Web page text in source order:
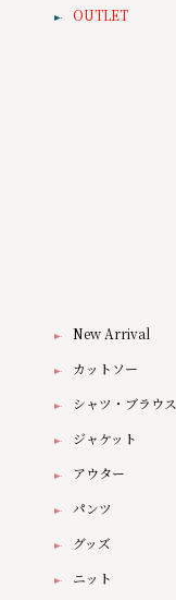
OUTLET
New Arrival
カットソー
シャツ・ブラウス
ジャケット
アウター
パンツ
グッズ
ニット